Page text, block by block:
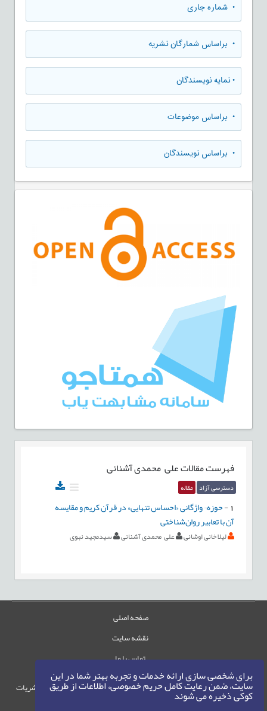
برای شخصی سازی ارائه خدمات و تجربه بهتر شما در این
سایت، ضمن رعایت کامل حریم خصوصی، اطلاعات از طریق
کوکی ذخیره می شوند
• شماره جاری
• براساس شمارگان نشریه
•نمایه نویسندگان
• براساس موضوعات
• براساس نویسندگان
فهرست مقالاتعلی محمدی آشنانی
دسترسی آزاد مقاله
-حوزه¬ واژگانی «احساس تنهایی» در قرآن كریم و مقایسه
آن با تعابیر روان‌شناختی
لیلا خانی اوشانی علی محمدی آشنانی سیدمجید نبوی
صفحه اصلی
نقشه سایت
تماس با ما
حقوق این وب‌سایت متعلق به سامانه مدیریت نشریات